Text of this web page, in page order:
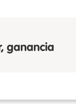
ganancia